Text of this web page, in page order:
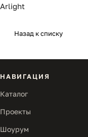
Arlight
Назад к списку
НАВИГАЦИЯ
Каталог
Проекты
Шоурум